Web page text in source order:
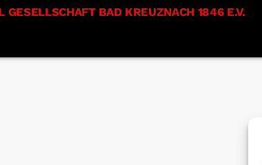
GESELLSCHAFT BAD KREUZNACH 1846 E.V.